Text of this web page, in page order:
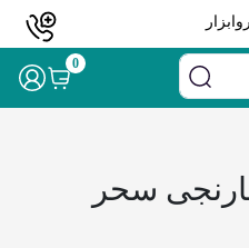
0 نارنجی سحر
سحر